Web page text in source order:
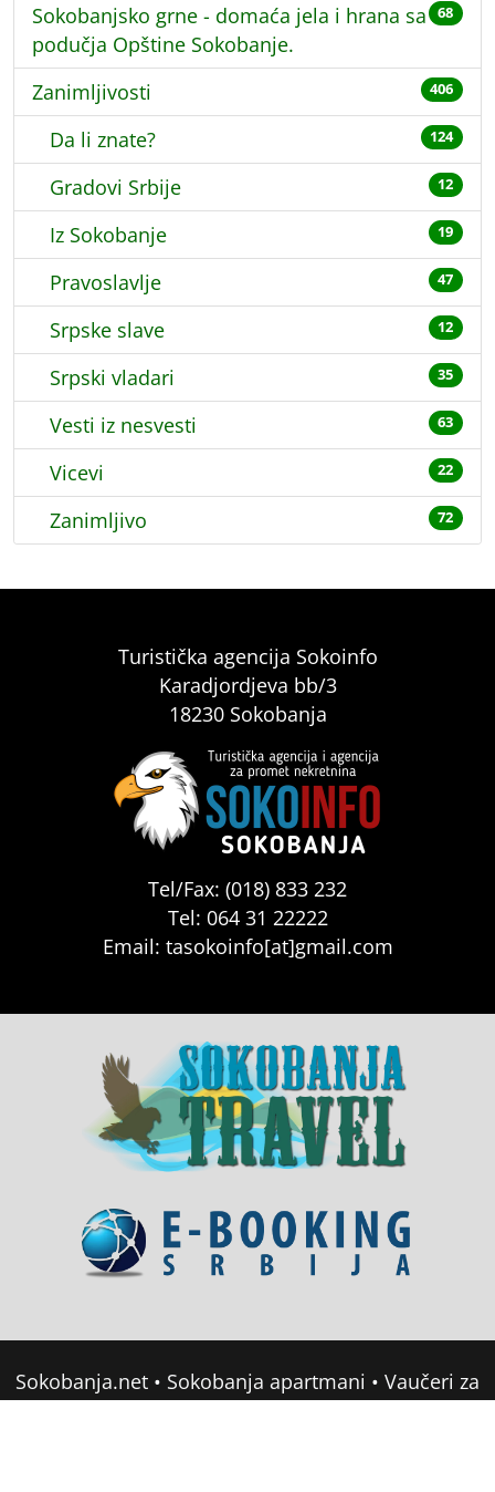
Sokobanjsko grne - domaća jela i hrana sa
podučja Opštine Sokobanje.
68
Zanimljivosti 406
Da li znate? 124
Gradovi Srbije 12
Iz Sokobanje 19
Pravoslavlje 47
Srpske slave 12
Srpski vladari 35
Vesti iz nesvesti 63
Vicevi 22
Zanimljivo 72
Turistička agencija Sokoinfo
Karadjordjeva bb/3
18230 Sokobanja
Tel/Fax: (018) 833 232
Tel: 064 31 22222
Email: tasokoinfo[at]gmail.com
Sokobanja.net • Sokobanja apartmani • Vaučeri za